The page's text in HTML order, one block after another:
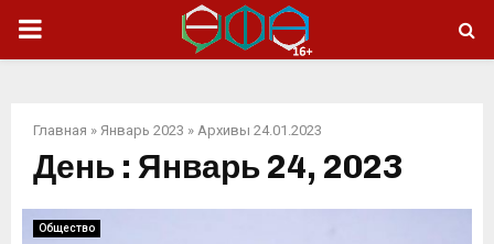
ОСНОВНОЕ
Главная » Январь 2023 » Архивы 24.01.2023
День : Январь 24, 2023
Общество